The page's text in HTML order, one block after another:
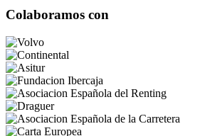
Colaboramos con